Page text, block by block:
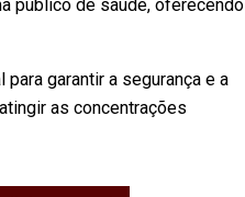
público de saúde, oferecendo
garantir a segurança e a
as concentrações